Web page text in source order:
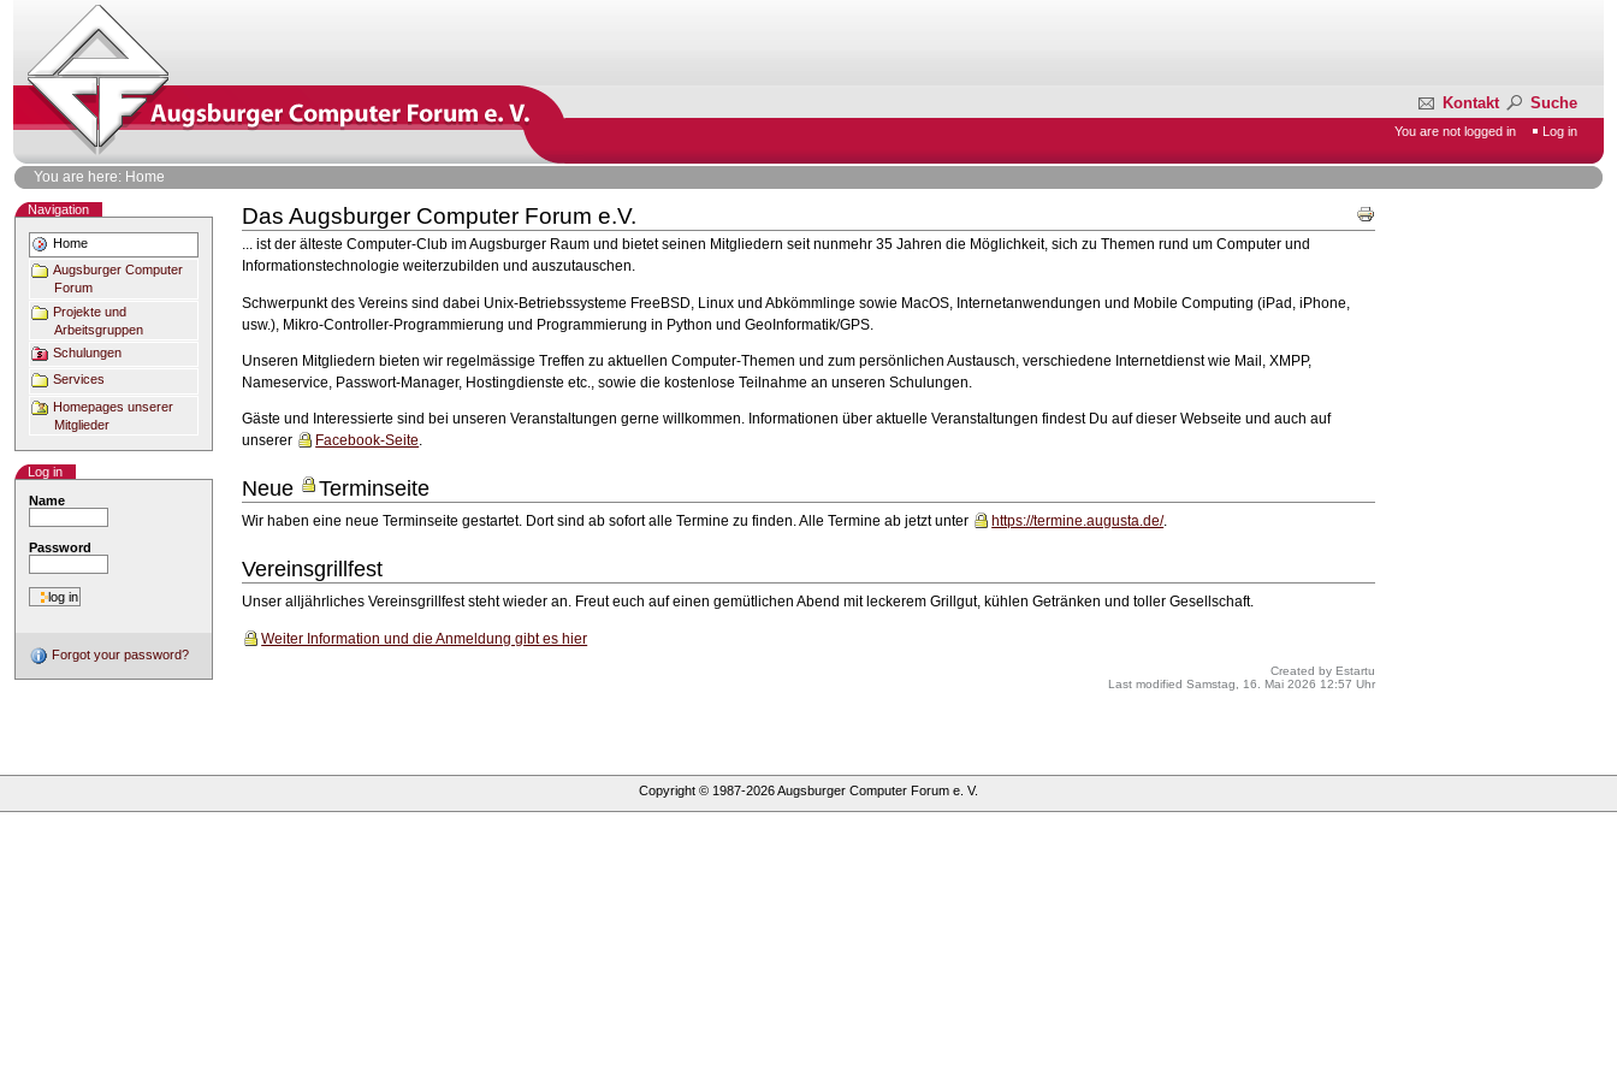
Kontakt Suche
Personal
tools
You are not logged in Log in
You are here: Home
Navigation
Home
Augsburger Computer
Forum
Projekte und
Arbeitsgruppen
Schulungen
Services
Homepages unserer
Mitglieder
Log in
Name
Password
Forgot your password?
Das Augsburger Computer Forum e.V.
Document
Actions
... ist der älteste Computer-Club im Augsburger Raum und bietet seinen Mitgliedern seit nunmehr 35 Jahren die Möglichkeit, sich zu Themen rund um Computer und
Informationstechnologie weiterzubilden und auszutauschen.
Schwerpunkt des Vereins sind dabei Unix-Betriebssysteme FreeBSD, Linux und Abkömmlinge sowie MacOS, Internetanwendungen und Mobile Computing (iPad, iPhone,
usw.), Mikro-Controller-Programmierung und Programmierung in Python und GeoInformatik/GPS.
Unseren Mitgliedern bieten wir regelmässige Treffen zu aktuellen Computer-Themen und zum persönlichen Austausch, verschiedene Internetdienst wie Mail, XMPP,
Nameservice, Passwort-Manager, Hostingdienste etc., sowie die kostenlose Teilnahme an unseren Schulungen.
Gäste und Interessierte sind bei unseren Veranstaltungen gerne willkommen. Informationen über aktuelle Veranstaltungen findest Du auf dieser Webseite und auch auf
unserer
Facebook-Seite.
Neue Terminseite
Wir haben eine neue Terminseite gestartet. Dort sind ab sofort alle Termine zu finden. Alle Termine ab jetzt unter https://termine.augusta.de/.
Vereinsgrillfest
Unser alljährliches Vereinsgrillfest steht wieder an. Freut euch auf einen gemütlichen Abend mit leckerem Grillgut, kühlen Getränken und toller Gesellschaft.
Weiter Information und die Anmeldung gibt es hier
Created by Estartu
Last modified Samstag, 16. Mai 2026 12:57 Uhr
Copyright © 1987-2026Augsburger Computer Forum e. V.